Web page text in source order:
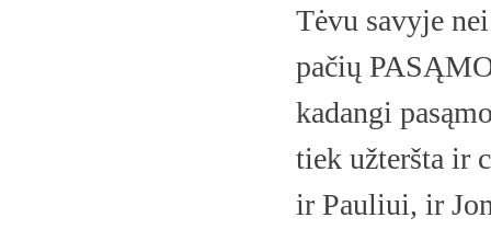
Tėvu savyje
pačių
kadangi
tiek užteršta ir
ir Pauliui, ir